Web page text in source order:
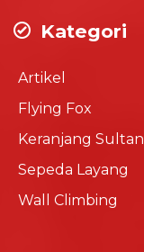
Kategori
Artikel
Flying Fox
Keranjang Sultan
Sepeda Layang
Wall Climbing